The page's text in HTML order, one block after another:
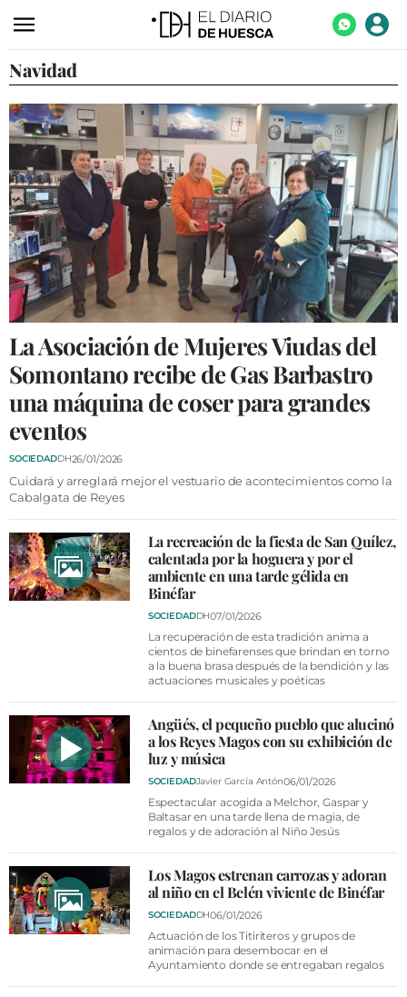
ACTUALIDAD
ECONOMÍA
TECNOLOGÍA
TURISMO
AGROALIMENTACIÓN
DEPORTES
CULTURA
SOCIEDAD
OPINIÓN
GALERÍAS
VÍDEOS
CONTACTAR
FIESTAS EN EL ALTO ARAGÓN
FIESTAS DE SAN LORENZO
AGENDA
CARTELERA
CLUB DEL AMIGO MILITANTE
INICIAR SESIÓN
Navidad
La Asociación de Mujeres Viudas del
Somontano recibe de Gas Barbastro
una máquina de coser para grandes
eventos
SOCIEDADDH26/01/2026
Cuidará y arreglará mejor el vestuario de acontecimientos como la
Cabalgata de Reyes
La recreación de la fiesta de San Quílez,
calentada por la hoguera y por el
ambiente en una tarde gélida en
Binéfar
SOCIEDADDH07/01/2026
La recuperación de esta tradición anima a
cientos de binefarenses que brindan en torno
a la buena brasa después de la bendición y las
actuaciones musicales y poéticas
Angüés, el pequeño pueblo que alucinó
a los Reyes Magos con su exhibición de
luz y música
SOCIEDADJavier García Antón06/01/2026
Espectacular acogida a Melchor, Gaspar y
Baltasar en una tarde llena de magia, de
regalos y de adoración al Niño Jesús
Los Magos estrenan carrozas y adoran
al niño en el Belén viviente de Binéfar
SOCIEDADDH06/01/2026
Actuación de los Titiriteros y grupos de
animación para desembocar en el
Ayuntamiento donde se entregaban regalos